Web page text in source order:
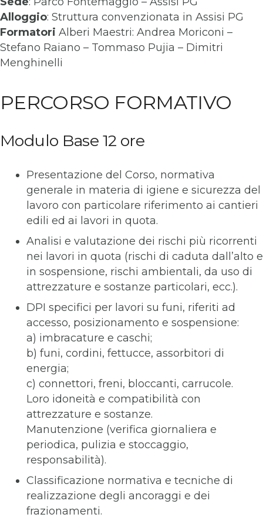
Alloggio: Struttura convenzionata in Assisi PG
Formatori Alberi Maestri: Andrea Moriconi –
Stefano Raiano – Tommaso Pujia – Dimitri
Menghinelli
PERCORSO FORMATIVO
Modulo Base 12 ore
Presentazione del Corso, normativa
generale in materia di igiene e sicurezza del
lavoro con particolare riferimento ai cantieri
edili ed ai lavori in quota.
Analisi e valutazione dei rischi più ricorrenti
nei lavori in quota (rischi di caduta dall’alto e
in sospensione, rischi ambientali, da uso di
attrezzature e sostanze particolari, ecc.).
DPI specifici per lavori su funi, riferiti ad
accesso, posizionamento e sospensione:
a) imbracature e caschi;
b) funi, cordini, fettucce, assorbitori di
energia;
c) connettori, freni, bloccanti, carrucole.
Loro idoneità e compatibilità con
attrezzature e sostanze.
Manutenzione (verifica giornaliera e
periodica, pulizia e stoccaggio,
responsabilità).
Classificazione normativa e tecniche di
realizzazione degli ancoraggi e dei
frazionamenti.